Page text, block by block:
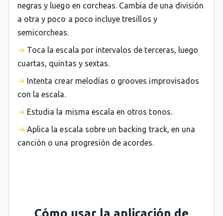
negras y luego en corcheas. Cambia de una división
a otra y poco a poco incluye tresillos y
semicorcheas.
Toca la escala por intervalos de terceras, luego
cuartas, quintas y sextas.
Intenta crear melodías o grooves improvisados
con la escala.
Estudia la misma escala en otros tonos.
Aplica la escala sobre un backing track, en una
canción o una progresión de acordes.
Cómo usar la aplicación de